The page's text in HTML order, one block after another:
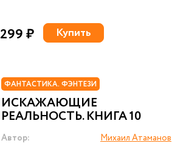
299 ₽ Купить
ФАНТАСТИКА. ФЭНТЕЗИ
ИСКАЖАЮЩИЕ
РЕАЛЬНОСТЬ. КНИГА 10
Автор:
Михаил Атаманов